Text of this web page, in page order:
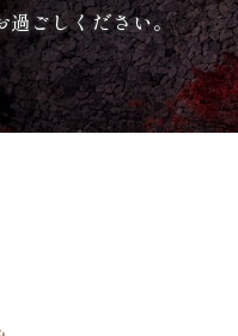
過ごしください。